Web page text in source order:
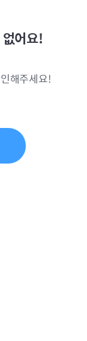
어요!
해주세요!